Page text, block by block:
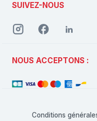
SUIVEZ-NOUS
NOUS ACCEPTONS :
Conditions